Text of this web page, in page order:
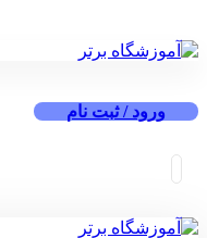
ورود / ثبت نام